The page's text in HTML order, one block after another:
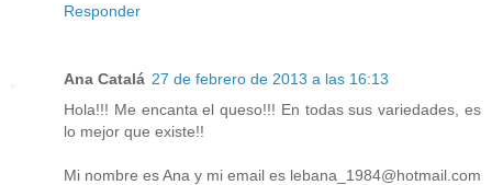
Responder
Ana Catalá 27 de febrero de 2013 a las 16:13
Hola!!! Me encanta el queso!!! En todas sus variedades, es
lo mejor que existe!!
Mi nombre es Ana y mi email es lebana_1984@hotmail.com